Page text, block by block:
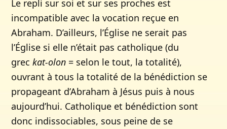
Le repli sur soi et sur ses proches est
incompatible avec la vocation reçue en
Abraham. D’ailleurs, l’Église ne serait pas
l’Église si elle n’était pas catholique (du
greckat-olon = selon le tout, la totalité),
ouvrant à tous la totalité de la bénédiction se
propageant d’Abraham à Jésus puis à nous
aujourd’hui. Catholique et bénédiction sont
donc indissociables, sous peine de se